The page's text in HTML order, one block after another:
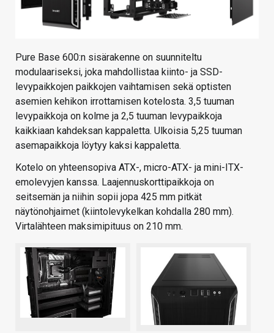
Pure Base 600:n sisärakenne on suunniteltu
modulaariseksi, joka mahdollistaa kiinto- ja SSD-
levypaikkojen paikkojen vaihtamisen sekä optisten
asemien kehikon irrottamisen kotelosta. 3,5 tuuman
levypaikkoja on kolme ja 2,5 tuuman levypaikkoja
kaikkiaan kahdeksan kappaletta. Ulkoisia 5,25 tuuman
asemapaikkoja löytyy kaksi kappaletta.
Kotelo on yhteensopiva ATX-, micro-ATX- ja mini-ITX-
emolevyjen kanssa. Laajennuskorttipaikkoja on
seitsemän ja niihin sopii jopa 425 mm pitkät
näytönohjaimet (kiintolevykelkan kohdalla 280 mm).
Virtalähteen maksimipituus on 210 mm.